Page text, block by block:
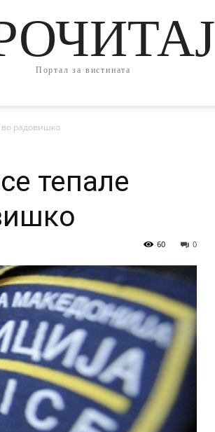
Портал за вистината
радовишко
тепале
0
60